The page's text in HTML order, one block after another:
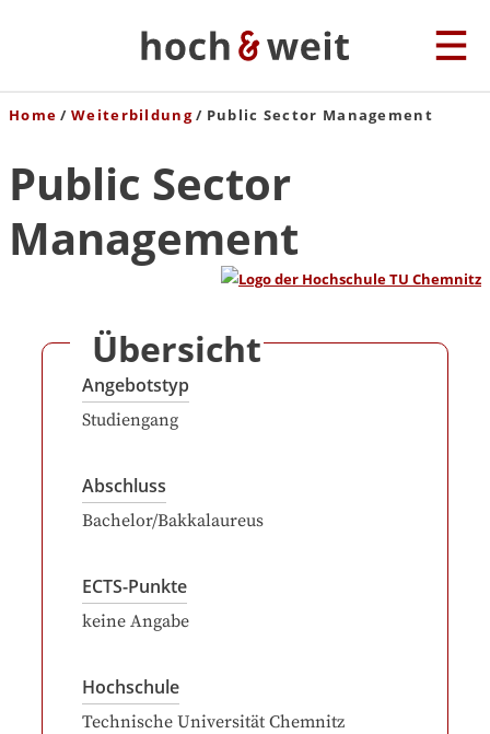
Home Weiterbildung Public Sector Management
Public Sector
Management
Übersicht
Angebotstyp
Studiengang
Abschluss
Bachelor/Bakkalaureus
ECTS-Punkte
keine Angabe
Hochschule
Technische Universität Chemnitz